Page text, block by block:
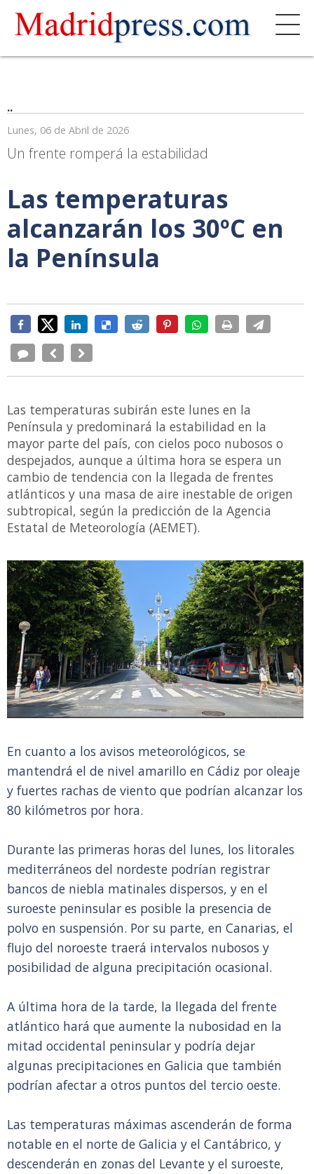
..
Lunes, 06 de Abril de 2026
Un frente romperá la estabilidad
Las temperaturas
alcanzarán los 30ºC en
la Península
Las temperaturas subirán este lunes en la
Península y predominará la estabilidad en la
mayor parte del país, con cielos poco nubosos o
despejados, aunque a última hora se espera un
cambio de tendencia con la llegada de frentes
atlánticos y una masa de aire inestable de origen
subtropical, según la predicción de la Agencia
Estatal de Meteorología (AEMET).
En cuanto a los avisos meteorológicos, se
mantendrá el de nivel amarillo en Cádiz por oleaje
y fuertes rachas de viento que podrían alcanzar los
80 kilómetros por hora.
Durante las primeras horas del lunes, los litorales
mediterráneos del nordeste podrían registrar
bancos de niebla matinales dispersos, y en el
suroeste peninsular es posible la presencia de
polvo en suspensión. Por su parte, en Canarias, el
flujo del noroeste traerá intervalos nubosos y
posibilidad de alguna precipitación ocasional.
A última hora de la tarde, la llegada del frente
atlántico hará que aumente la nubosidad en la
mitad occidental peninsular y podría dejar
algunas precipitaciones en Galicia que también
podrían afectar a otros puntos del tercio oeste.
Las temperaturas máximas ascenderán de forma
notable en el norte de Galicia y el Cantábrico, y
descenderán en zonas del Levante y el suroeste,